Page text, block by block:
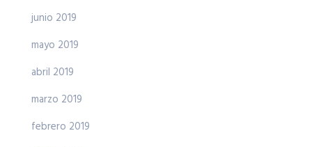
junio 2019
mayo 2019
abril 2019
marzo 2019
febrero 2019